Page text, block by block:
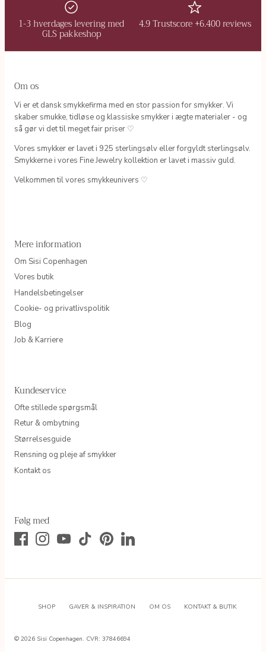
1-3 hverdages levering med
GLS pakkeshop
4.9 Trustscore +6.400 reviews
Om os
Vi er et dansk smykkefirma med en stor passion for smykker. Vi
skaber smukke, tidløse og klassiske smykker i ægte materialer - og
så gør vi det til meget fair priser ♡
Vores smykker er lavet i 925 sterlingsølv eller forgyldt sterlingsølv.
Smykkerne i vores Fine Jewelry kollektion er lavet i massiv guld.
Velkommen til vores smykkeunivers ♡
Mere information
Om Sisi Copenhagen
Vores butik
Handelsbetingelser
Cookie- og privatlivspolitik
Blog
Job & Karriere
Kundeservice
Ofte stillede spørgsmål
Retur & ombytning
Størrelsesguide
Rensning og pleje af smykker
Kontakt os
Følg med
SHOP GAVER & INSPIRATION OM OS KONTAKT & BUTIK
© 2026 Sisi Copenhagen. CVR: 37846694